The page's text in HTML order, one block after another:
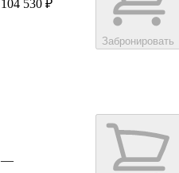
104 530 ₽
Забронировать
—